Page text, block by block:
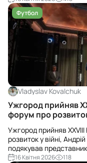
Футбол
Vladyslav Kovalchuk
Ужгород прийняв
форум про розвиток
Ужгород прийняв
розвиток у війні,
подякував
Президента України.
16 Квітня 2026
118